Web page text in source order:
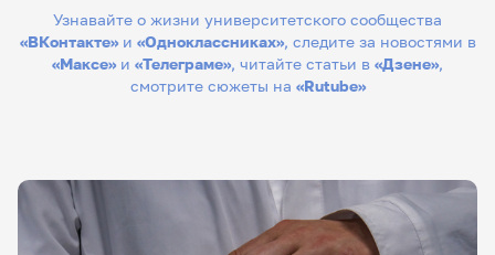
Узнавайте о жизни университетского сообщества
«ВКонтакте»и «Одноклассниках», следите за новостями в
«Максе» и «Телеграме», читайте статьи в «Дзене»,
смотрите сюжеты на «Rutube»